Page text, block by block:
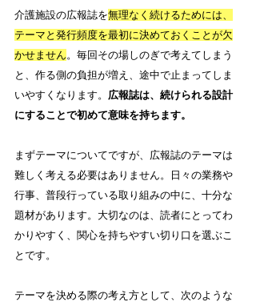
介護施設の広報誌を無理なく続けるためには、
テーマと発行頻度を最初に決めておくことが欠
かせません。毎回その場しのぎで考えてしまう
と、作る側の負担が増え、途中で止まってしま
いやすくなります。 広報誌は、続けられる設計
にすることで初めて意味を持ちます。
まずテーマについてですが、広報誌のテーマは
難しく考える必要はありません。日々の業務や
行事、普段行っている取り組みの中に、十分な
題材があります。大切なのは、読者にとってわ
かりやすく、関心を持ちやすい切り口を選ぶこ
とです。
テーマを決める際の考え方として、次のような